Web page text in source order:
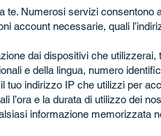
Numerosi servizi consentono
account necessarie, quali
dai dispositivi che
e della lingua, numero
tuo indirizzo IP che utilizzi per
l’ora e la durata di utilizzo dei
informazione memorizzata